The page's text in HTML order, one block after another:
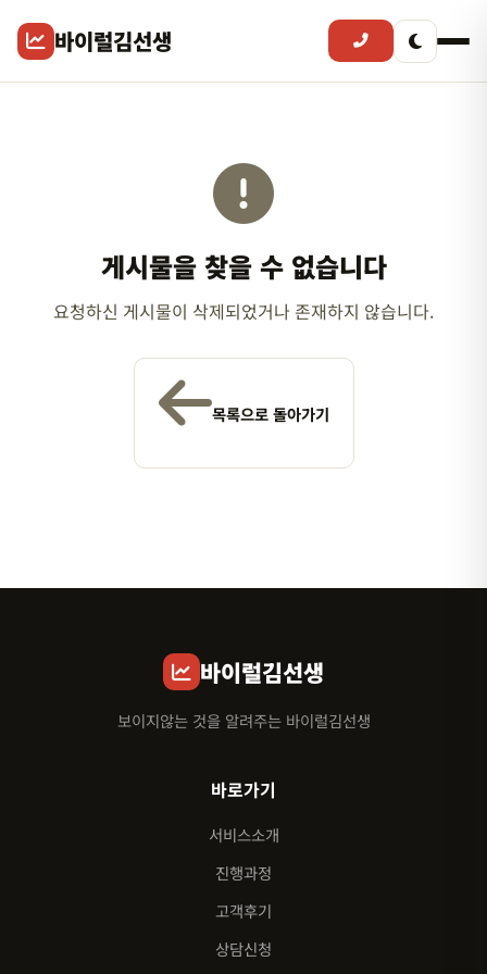
바이럴김선생
게시물을 찾을 수 없습니다
요청하신 게시물이 삭제되었거나 존재하지 않습니다.
목록으로 돌아가기
바이럴김선생
보이지않는 것을 알려주는 바이럴김선생
바로가기
서비스소개
진행과정
고객후기
상담신청